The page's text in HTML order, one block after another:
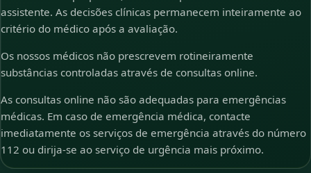
assistente. As decisões clínicas permanecem inteiramente ao
critério do médico após a avaliação.
Os nossos médicos não prescrevem rotineiramente
substâncias controladas através de consultas online.
As consultas online não são adequadas para emergências
médicas. Em caso de emergência médica, contacte
imediatamente os serviços de emergência através do número
112 ou dirija-se ao serviço de urgência mais próximo.